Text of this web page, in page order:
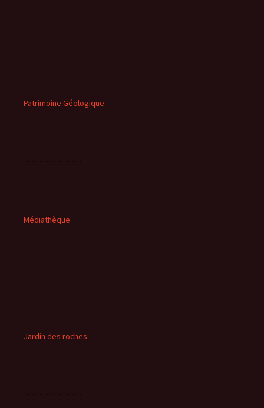
Patrimoine Géologique
Médiathèque
Jardin des roches